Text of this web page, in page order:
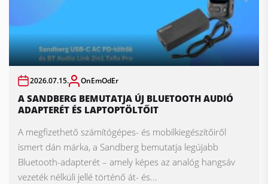
2026.07.15. OnEmOdEr
A SANDBERG BEMUTATJA ÚJ BLUETOOTH AUDIÓ
ADAPTERÉT ÉS LAPTOPTÖLTŐIT
A megfizethető számítógépes- és mobilkiegészítőiről
ismert dán márka, a Sandberg bemutatja legújabb
Bluetooth-adapterét – amely képes az analóg hangsáv
vezeték nélküli jellé történő át- és...